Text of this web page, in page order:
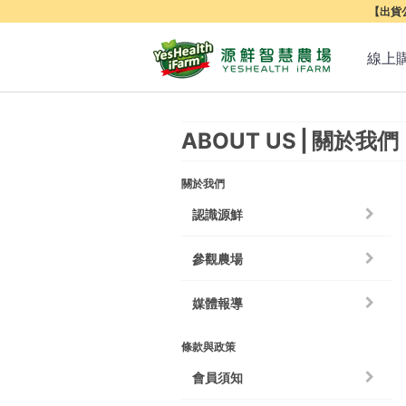
【出
線上
ABOUT US 關於我們
關於我們
認識源鮮
參觀農場
媒體報導
條款與政策
會員須知